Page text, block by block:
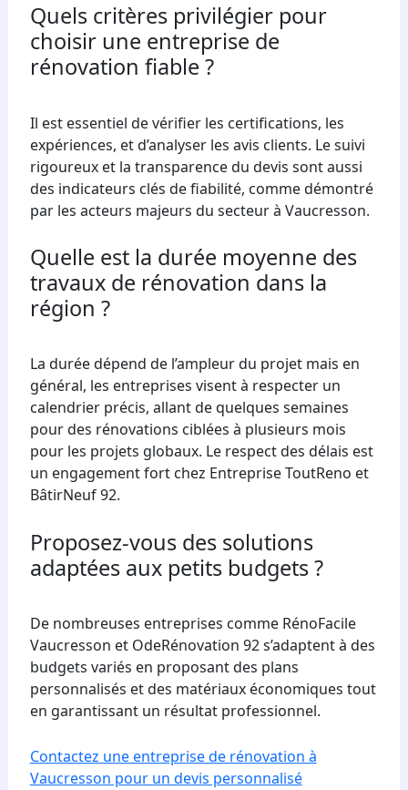
Quels critères privilégier pour
choisir une entreprise de
rénovation fiable ?
Il est essentiel de vérifier les certifications, les
expériences, et d’analyser les avis clients. Le suivi
rigoureux et la transparence du devis sont aussi
des indicateurs clés de fiabilité, comme démontré
par les acteurs majeurs du secteur à Vaucresson.
Quelle est la durée moyenne des
travaux de rénovation dans la
région ?
La durée dépend de l’ampleur du projet mais en
général, les entreprises visent à respecter un
calendrier précis, allant de quelques semaines
pour des rénovations ciblées à plusieurs mois
pour les projets globaux. Le respect des délais est
un engagement fort chez Entreprise ToutReno et
BâtirNeuf 92.
Proposez-vous des solutions
adaptées aux petits budgets ?
De nombreuses entreprises comme RénoFacile
Vaucresson et OdeRénovation 92 s’adaptent à des
budgets variés en proposant des plans
personnalisés et des matériaux économiques tout
en garantissant un résultat professionnel.
Contactez une entreprise de rénovation à
Vaucresson pour un devis personnalisé